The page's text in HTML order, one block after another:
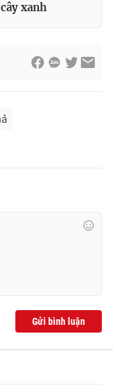
932
xanh
Gửi bình luận